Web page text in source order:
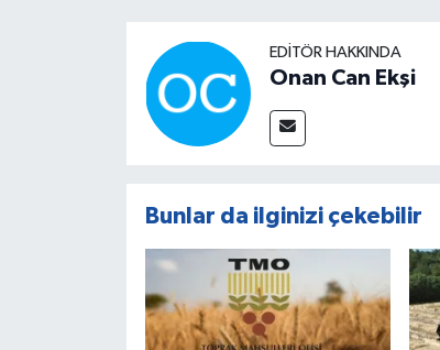
EDITÖR HAKKINDA
Onan Can Ekşi
Bunlar da ilginizi çekebilir